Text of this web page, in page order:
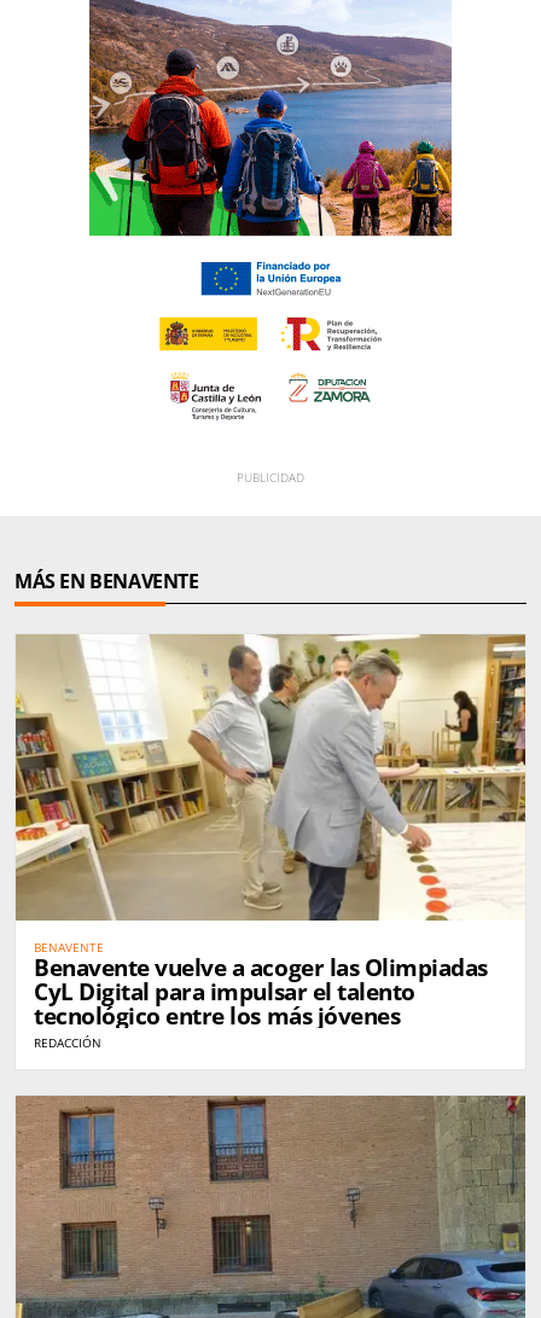
MÁS EN BENAVENTE
BENAVENTE
Benavente vuelve a acoger las Olimpiadas
CyL Digital para impulsar el talento
tecnológico entre los más jóvenes
REDACCIÓN